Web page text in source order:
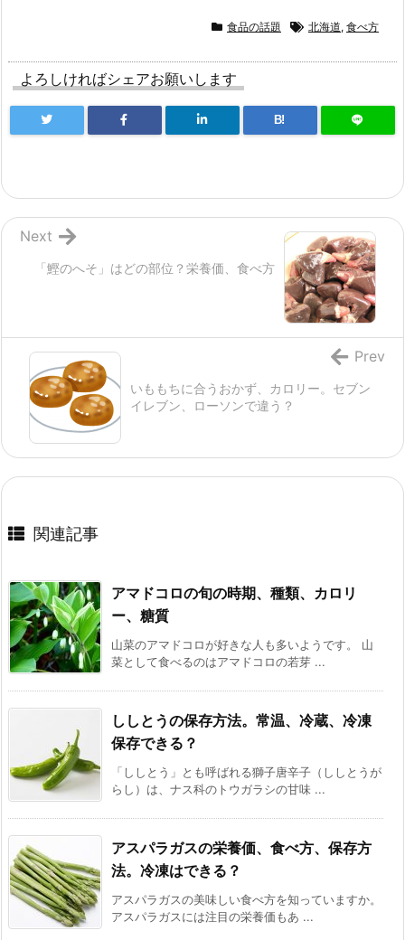
食品の話題 北海道, 食べ方
よろしければシェアお願いします
B!
「鰹のへそ」はどの部位？栄養価、食べ方
Next
いももちに合うおかず、カロリー。セブン
イレブン、ローソンで違う？
Prev
関連記事
アマドコロの旬の時期、種類、カロリ
ー、糖質
山菜のアマドコロが好きな人も多いようです。 山
菜として食べるのはアマドコロの若芽 ...
ししとうの保存方法。常温、冷蔵、冷凍
保存できる？
「ししとう」とも呼ばれる獅子唐辛子（ししとうが
らし）は、ナス科のトウガラシの甘味 ...
アスパラガスの栄養価、食べ方、保存方
法。冷凍はできる？
アスパラガスの美味しい食べ方を知っていますか。
アスパラガスには注目の栄養価もあ ...